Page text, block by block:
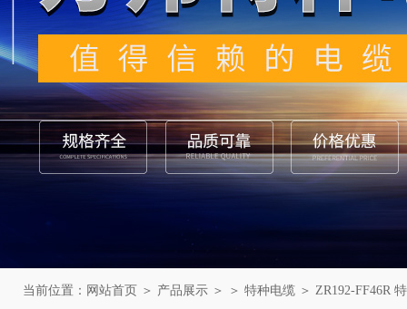
当前位置： 网站首页 ＞ 产品展示 ＞ ＞ 特种电缆 ＞ ZR192-FF46R